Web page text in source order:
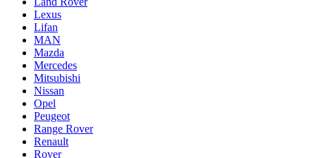
Lexus
Lifan
MAN
Mazda
Mercedes
Mitsubishi
Nissan
Opel
Peugeot
Range Rover
Renault
Rover